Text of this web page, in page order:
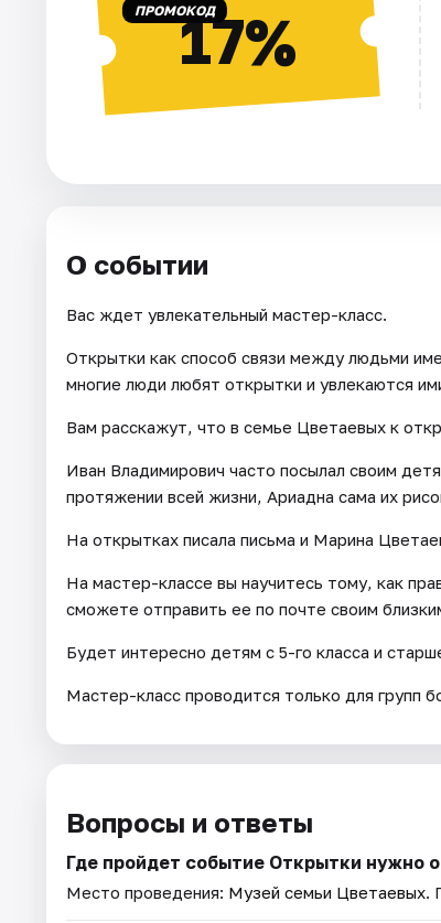
ПРОМОКОД17%
О событии
Вас ждет увлекательный мастер-класс.
Открытки как способ связи между людьми
многие люди любят открытки и увлекаются
Вам расскажут, что в семье Цветаевых к
Иван Владимирович часто посылал своим
протяжении всей жизни, Ариадна сама их
На открытках писала письма и Марина
На мастер-классе вы научитесь тому, как
сможете отправить ее по почте своим
Будет интересно детям с 5-го класса и
Мастер-класс проводится только для групп
Вопросы и ответы
Где пройдет событие Открытки нужно
Место проведения: Музей семьи Цветаевых.